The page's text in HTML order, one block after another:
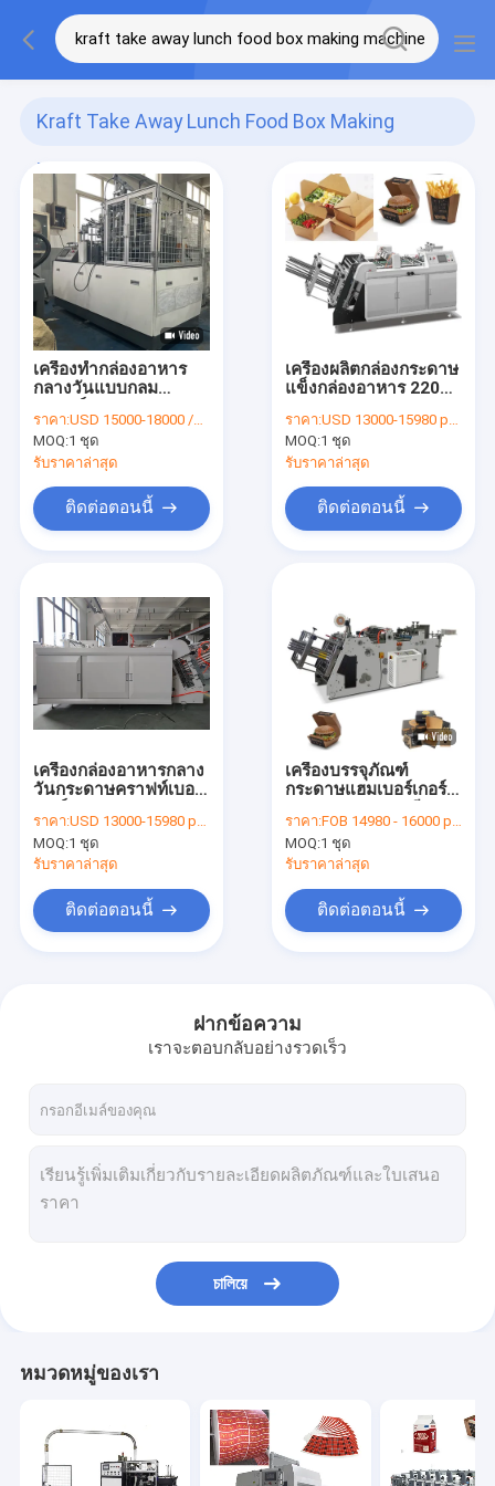
Kraft Take Away Lunch Food Box Making
Machine
(4)
เครื่องทำกล่องอาหาร
กลางวันแบบกลม
เครื่องทำชามกระดาษ
อัตโนมัติ
ราคา:USD 15000-18000 /set
MOQ:1 ชุด
รับราคาล่าสุด
ติดต่อตอนนี้
เครื่องผลิตกล่องกระดาษ
แข็งกล่องอาหาร 220V
ราคา:USD 13000-15980 per set
MOQ:1 ชุด
รับราคาล่าสุด
ติดต่อตอนนี้
เครื่องกล่องอาหารกลาง
วันกระดาษคราฟท์เบอร์
สำหรับบรรจุภัณฑ์
อาหาร
ราคา:USD 13000-15980 per set
MOQ:1 ชุด
รับราคาล่าสุด
ติดต่อตอนนี้
เครื่องบรรจุภัณฑ์
กระดาษแฮมเบอร์เกอร์
รบกวนต่ำ
ราคา:FOB 14980 - 16000 per set
MOQ:1 ชุด
รับราคาล่าสุด
ติดต่อตอนนี้
ฝากข้อความ
เราจะตอบกลับอย่างรวดเร็ว
চালিয়ে
หมวดหมู่ของเรา